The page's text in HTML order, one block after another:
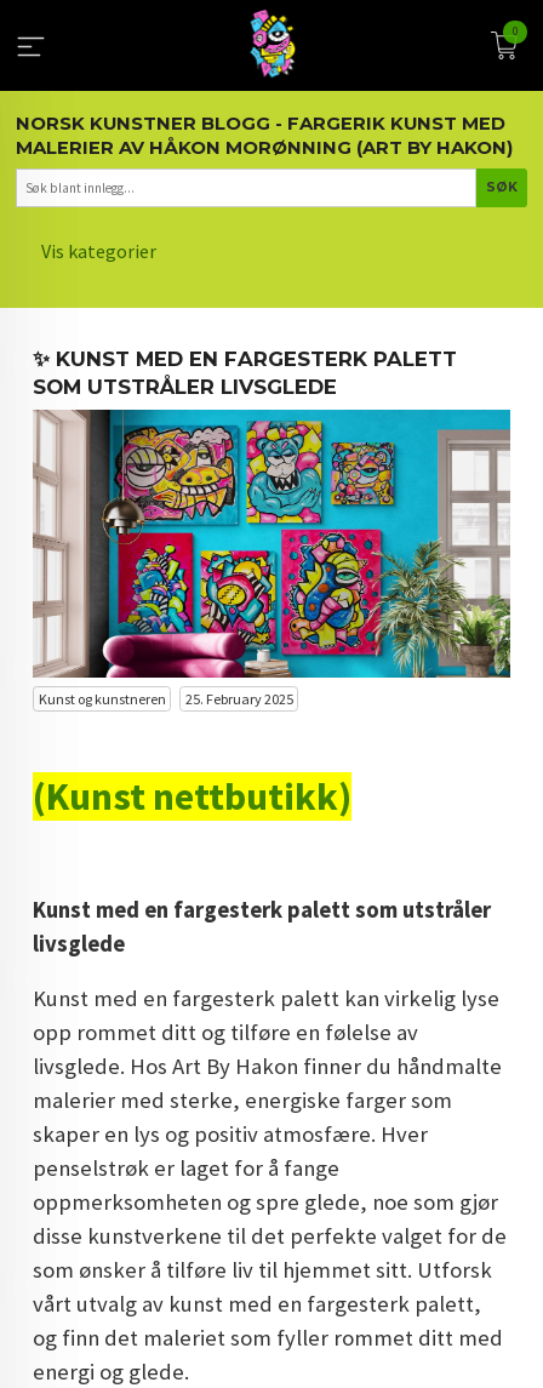
innholdet
0
NORSK KUNSTNER BLOGG - FARGERIK KUNST MED
MALERIER AV HÅKON MORØNNING (ART BY HAKON)
Vis kategorier
KUNST OG KUNSTNEREN
MALERIER BLOGG
ARTIKLER OM KUNST
INTERIØR OG KUNST
KUNST INVESTERING
KUNSTSTILER
FARGETEORI
KJØP KUNST TIL SALGS
FARGERIK KUNST
KUNST
KUNSTNER BLOGG - EN KUNSTNERS DAGBOK
STORE MALERIER TIL STUE
NORSK KUNST
DOPAMIN DECOR NORGE
DOPAMIN DECOR NORGE
✨ KUNST MED EN FARGESTERK PALETT
SOM UTSTRÅLER LIVSGLEDE
Kunst og kunstneren 25. February 2025
(Kunst nettbutikk)
Kunst med en fargesterk palett som utstråler
livsglede
Kunst med en fargesterk palett kan virkelig lyse
opp rommet ditt og tilføre en følelse av
livsglede. Hos Art By Hakon finner du håndmalte
malerier med sterke, energiske farger som
skaper en lys og positiv atmosfære. Hver
penselstrøk er laget for å fange
oppmerksomheten og spre glede, noe som gjør
disse kunstverkene til det perfekte valget for de
som ønsker å tilføre liv til hjemmet sitt. Utforsk
vårt utvalg av kunst med en fargesterk palett,
og finn det maleriet som fyller rommet ditt med
energi og glede.